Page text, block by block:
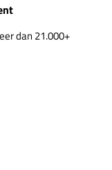
dan 21.000+